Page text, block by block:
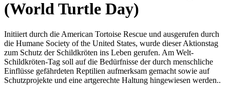
(World Turtle Day)
Initiiert durch die American Tortoise Rescue und ausgerufen durch
die Humane Society of the United States, wurde dieser Aktionstag
zum Schutz der Schildkröten ins Leben gerufen. Am Welt-
Schildkröten-Tag soll auf die Bedürfnisse der durch menschliche
Einflüsse gefährdeten Reptilien aufmerksam gemacht sowie auf
Schutzprojekte und eine artgerechte Haltung hingewiesen werden..